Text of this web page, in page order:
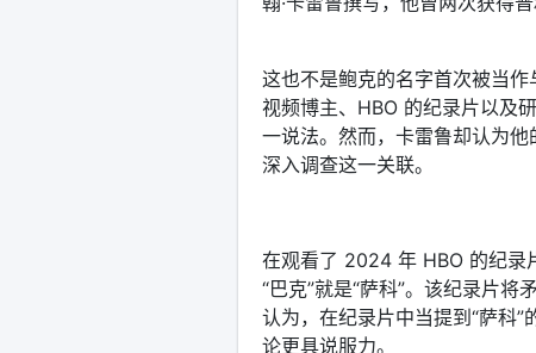
这也不是鲍克的名字首次被当
视频博主、HBO 的纪录片以及
一说法。然而，卡雷鲁却认为
深入调查这一关联。
在观看了 2024 年 HBO 的纪录
“巴克”就是“萨科”。该纪录片将
认为，在纪录片中当提到“萨科
论更具说服力。